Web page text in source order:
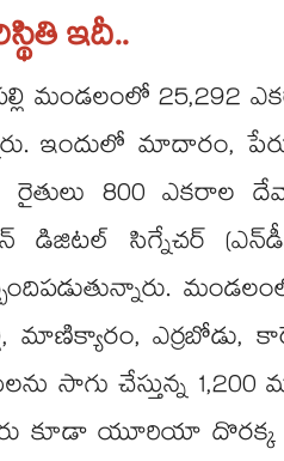
ఇదీ..
మండలంలో 25,292
ఇందులో మాదారం,
రైతులు 800 ఎకరాల
డిజిటల్ సిగ్నేచర్
ఎర్రబోడు,
సాగు చేస్తున్న
కూడా యూరియా దొరక్క